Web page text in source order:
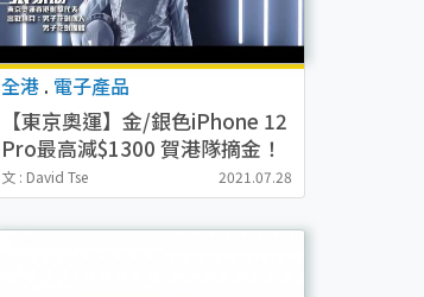
全港 . 電子產品
【東京奧運】金/銀色iPhone 12
Pro最高減$1300 賀港隊摘金！
最平$7399可以入手
文 : David Tse 2021.07.28